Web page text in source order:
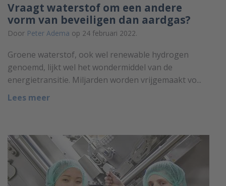
Vraagt waterstof om een andere
vorm van beveiligen dan aardgas?
Door Peter Adema op 24 februari 2022.
Groene waterstof, ook wel renewable hydrogen
genoemd, lijkt wel het wondermiddel van de
energietransitie. Miljarden worden vrijgemaakt vo...
Lees meer